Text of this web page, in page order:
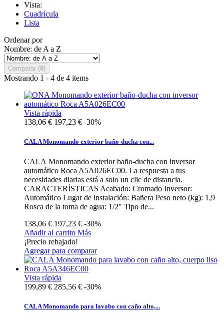
Vista:
Cuadrícula
Lista
Ordenar por
Nombre: de A a Z
Comparar (0)
Mostrando 1 - 4 de 4 items
Vista rápida
138,06 € 197,23 € -30%
CALA Monomando exterior baño-ducha con...
CALA Monomando exterior baño-ducha con inversor
automático Roca A5A026EC00. La respuesta a tus
necesidades diarias está a solo un clic de distancia.
CARACTERÍSTICAS Acabado: Cromado Inversor:
Automático Lugar de instalación: Bañera Peso neto (kg): 1,9
Rosca de la toma de agua: 1/2" Tipo de...
138,06 € 197,23 € -30%
Añadir al carrito Más
¡Precio rebajado!
Agregar para comparar
Vista rápida
199,89 € 285,56 € -30%
CALA Monomando para lavabo con caño alto,...